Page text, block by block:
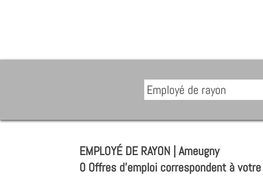
EMPLOYÉ DE RAYON | Ameugny
0 Offres d'emploi correspondent à